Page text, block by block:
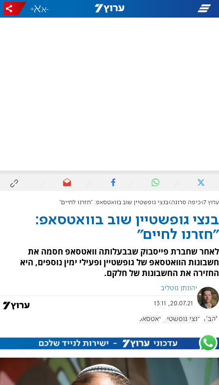
-
+
ערוץ 7 כיפה סרוגה בנצי גופשטיין שוב בוואטסאפ: "חזרנו לחיים"
בנצי גופשטיין שוב בוואטסאפ:
"חזרנו לחיים"
לאחר שחברת פייסבוק שבבעלותה וואטסאפ חסמה את
חשבונות הוואטסאפ של גופשטיין ופעילי ימין נוספים, היא
החזירה את החשבונות של חלקם.
יהונתן גוטליב
20.07.21, 13:11
להב"ה בנצי גופשטיין וואטסאפ